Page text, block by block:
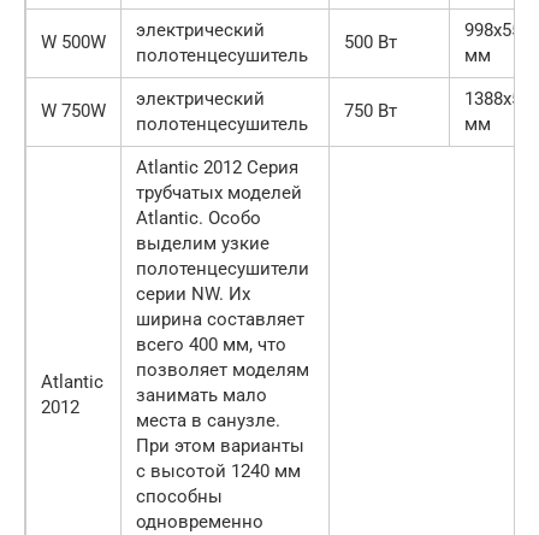
W 500W
электрический
полотенцесушитель
500 Вт
мм
W 750W
электрический
полотенцесушитель
750 Вт
мм
Atlantic
2012
Atlantic 2012 Серия
трубчатых моделей
Atlantic. Особо
выделим узкие
полотенцесушители
серии NW. Их
ширина составляет
всего 400 мм, что
позволяет моделям
занимать мало
места в санузле.
При этом варианты
с высотой 1240 мм
способны
одновременно